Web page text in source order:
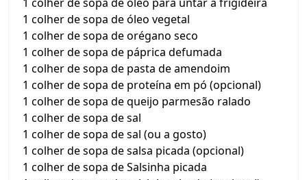
1 colher de sopa de óleo vegetal
1 colher de sopa de orégano seco
1 colher de sopa de páprica defumada
1 colher de sopa de pasta de amendoim
1 colher de sopa de proteína em pó (opcional)
1 colher de sopa de queijo parmesão ralado
1 colher de sopa de sal
1 colher de sopa de sal (ou a gosto)
1 colher de sopa de salsa picada (opcional)
1 colher de sopa de Salsinha picada